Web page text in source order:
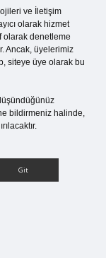
ve İletişim
olarak hizmet
olarak denetleme
Ancak, üyelerimiz
siteye üye olarak bu
bildirmeniz halinde,